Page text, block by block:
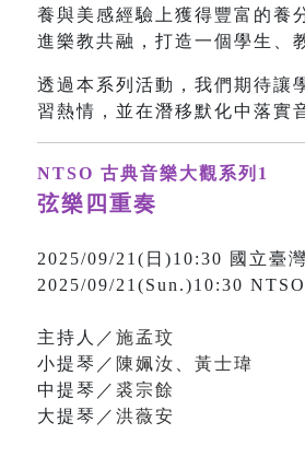
養與美感經驗上獲得豐富的養
進樂教共融，打造一個學生、
透過本系列活動，我們期待讓
習熱情，並在潛移默化中落實
NTSO 古典音樂大觀系列1
弦樂四重奏
2025/09/21(日)10:30 國立臺
2025/09/21(Sun.)10:30
主持人／ 施孟玟
小提琴／ 陳姵汝
黃士瑋
中提琴／ 裘宗餘
大提琴／ 洪薇安